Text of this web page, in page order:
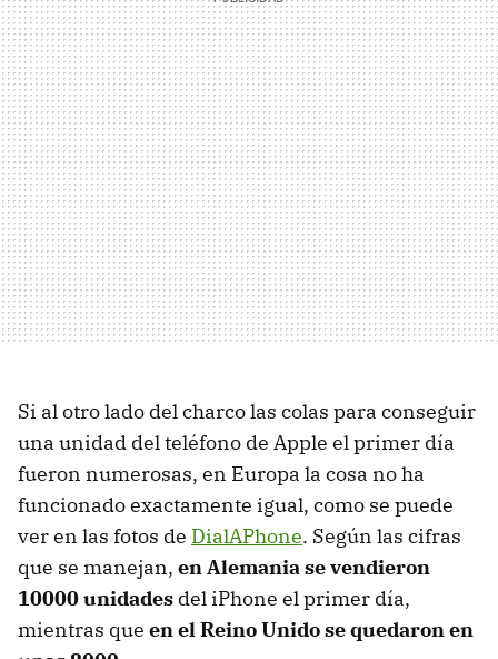
Si al otro lado del charco las colas para conseguir
una unidad del teléfono de Apple el primer día
fueron numerosas, en Europa la cosa no ha
funcionado exactamente igual, como se puede
ver en las fotos de DialAPhone. Según las cifras
que se manejan, en Alemania se vendieron
10000 unidades del iPhone el primer día,
mientras que en el Reino Unido se quedaron en